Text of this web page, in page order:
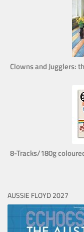
Clowns and Jugglers:
8-Tracks/180g
AUSSIE FLOYD 2027